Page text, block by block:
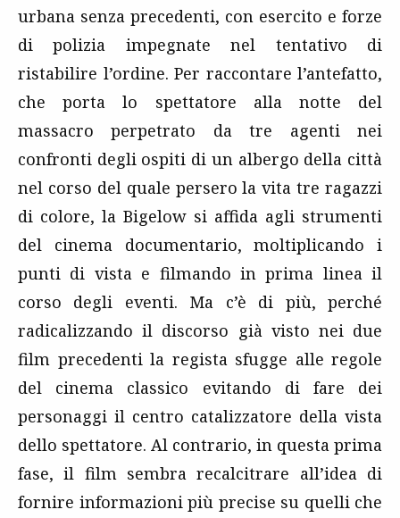
urbana senza precedenti, con esercito e forze
di polizia impegnate nel tentativo di
ristabilire l’ordine. Per raccontare l’antefatto,
che porta lo spettatore alla notte del
massacro perpetrato da tre agenti nei
confronti degli ospiti di un albergo della città
nel corso del quale persero la vita tre ragazzi
di colore, la Bigelow si affida agli strumenti
del cinema documentario, moltiplicando i
punti di vista e filmando in prima linea il
corso degli eventi. Ma c’è di più, perché
radicalizzando il discorso già visto nei due
film precedenti la regista sfugge alle regole
del cinema classico evitando di fare dei
personaggi il centro catalizzatore della vista
dello spettatore. Al contrario, in questa prima
fase, il film sembra recalcitrare all’idea di
fornire informazioni più precise su quelli che